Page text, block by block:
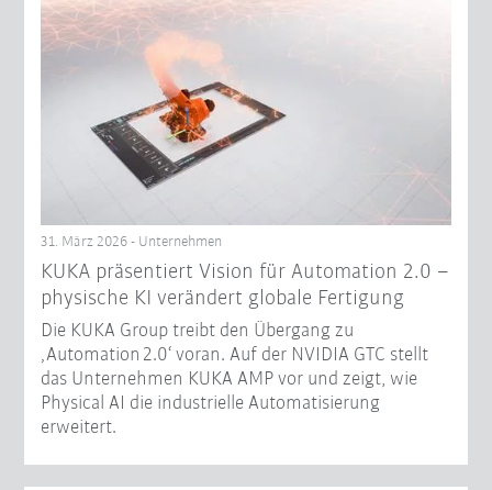
31. März 2026 - Unternehmen
KUKA präsentiert Vision für Automation 2.0 –
physische KI verändert globale Fertigung
Die KUKA Group treibt den Übergang zu
‚Automation 2.0‘ voran. Auf der NVIDIA GTC stellt
das Unternehmen KUKA AMP vor und zeigt, wie
Physical AI die industrielle Automatisierung
erweitert.